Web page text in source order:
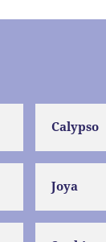
Calypso
Joya